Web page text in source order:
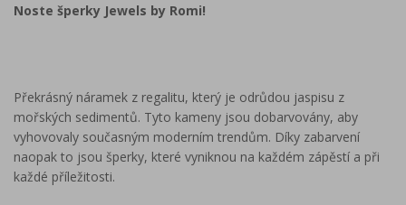
Noste šperky Jewels by Romi!
Překrásný náramek z regalitu, který je odrůdou jaspisu z
mořských sedimentů. Tyto kameny jsou dobarvovány, aby
vyhovovaly současným moderním trendům. Díky zabarvení
naopak to jsou šperky, které vyniknou na každém zápěstí a při
každé příležitosti.